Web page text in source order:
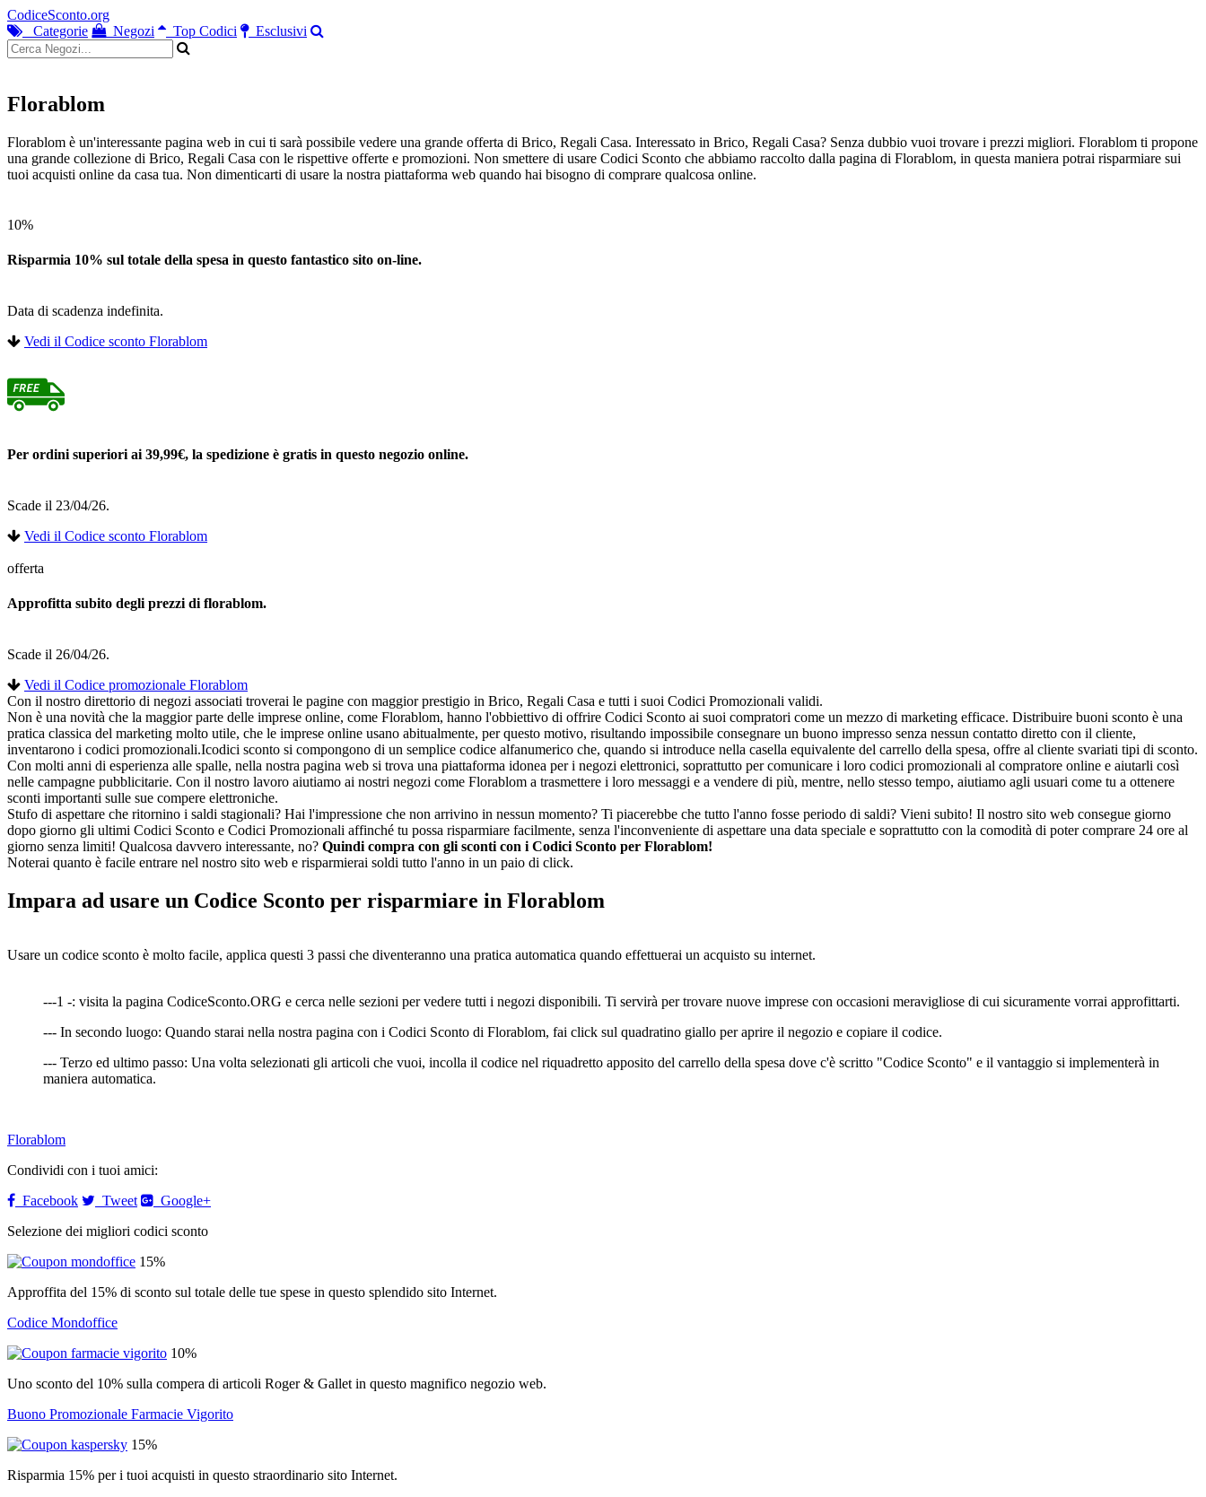
CodiceSconto.org
Categorie
Negozi Top Codici Esclusivi
Florablom
Florablom è un'interessante pagina web in cui ti sarà possibile vedere una grande offerta di Brico, Regali Casa. Interessato in Brico, Regali Casa? Senza dubbio vuoi trovare i prezzi migliori. Florablom ti propone
una grande collezione di Brico, Regali Casa con le rispettive offerte e promozioni. Non smettere di usare Codici Sconto che abbiamo raccolto dalla pagina di Florablom, in questa maniera potrai risparmiare sui
tuoi acquisti online da casa tua. Non dimenticarti di usare la nostra piattaforma web quando hai bisogno di comprare qualcosa online.
10%
Risparmia 10% sul totale della spesa in questo fantastico sito on-line.
Data di scadenza indefinita.
Vedi il Codice sconto Florablom
Per ordini superiori ai 39,99€, la spedizione è gratis in questo negozio online.
Scade il 23/04/26.
Vedi il Codice sconto Florablom
offerta
Approfitta subito degli prezzi di florablom.
Scade il 26/04/26.
Vedi il Codice promozionale Florablom
Con il nostro direttorio di negozi associati troverai le pagine con maggior prestigio in Brico, Regali Casa e tutti i suoi Codici Promozionali validi.
Non è una novità che la maggior parte delle imprese online, come Florablom, hanno l'obbiettivo di offrire Codici Sconto ai suoi compratori come un mezzo di marketing efficace. Distribuire buoni sconto è una
pratica classica del marketing molto utile, che le imprese online usano abitualmente, per questo motivo, risultando impossibile consegnare un buono impresso senza nessun contatto diretto con il cliente,
inventarono i codici promozionali.Icodici sconto si compongono di un semplice codice alfanumerico che, quando si introduce nella casella equivalente del carrello della spesa, offre al cliente svariati tipi di sconto.
Con molti anni di esperienza alle spalle, nella nostra pagina web si trova una piattaforma idonea per i negozi elettronici, soprattutto per comunicare i loro codici promozionali al compratore online e aiutarli così
nelle campagne pubblicitarie. Con il nostro lavoro aiutiamo ai nostri negozi come Florablom a trasmettere i loro messaggi e a vendere di più, mentre, nello stesso tempo, aiutiamo agli usuari come tu a ottenere
sconti importanti sulle sue compere elettroniche.
Stufo di aspettare che ritornino i saldi stagionali? Hai l'impressione che non arrivino in nessun momento? Ti piacerebbe che tutto l'anno fosse periodo di saldi? Vieni subito! Il nostro sito web consegue giorno
dopo giorno gli ultimi Codici Sconto e Codici Promozionali affinché tu possa risparmiare facilmente, senza l'inconveniente di aspettare una data speciale e soprattutto con la comodità di poter comprare 24 ore al
giorno senza limiti! Qualcosa davvero interessante, no? Quindi compra con gli sconti con i Codici Sconto per Florablom!
Noterai quanto è facile entrare nel nostro sito web e risparmierai soldi tutto l'anno in un paio di click.
Impara ad usare un Codice Sconto per risparmiare in Florablom
Usare un codice sconto è molto facile, applica questi 3 passi che diventeranno una pratica automatica quando effettuerai un acquisto su internet.
---1 -: visita la pagina CodiceSconto.ORG e cerca nelle sezioni per vedere tutti i negozi disponibili. Ti servirà per trovare nuove imprese con occasioni meravigliose di cui sicuramente vorrai approfittarti.
--- In secondo luogo: Quando starai nella nostra pagina con i Codici Sconto di Florablom, fai click sul quadratino giallo per aprire il negozio e copiare il codice.
--- Terzo ed ultimo passo: Una volta selezionati gli articoli che vuoi, incolla il codice nel riquadretto apposito del carrello della spesa dove c'è scritto "Codice Sconto" e il vantaggio si implementerà in
maniera automatica.
Florablom
Condividi con i tuoi amici:
Facebook
Tweet
Google+
Selezione dei migliori codici sconto
15%
Approffita del 15% di sconto sul totale delle tue spese in questo splendido sito Internet.
Codice Mondoffice
10%
Uno sconto del 10% sulla compera di articoli Roger & Gallet in questo magnifico negozio web.
Buono Promozionale Farmacie Vigorito
15%
Risparmia 15% per i tuoi acquisti in questo straordinario sito Internet.